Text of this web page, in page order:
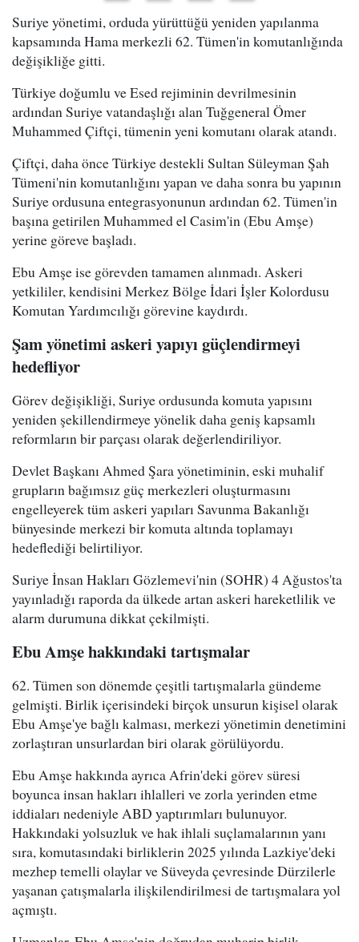
Suriye yönetimi, orduda yürüttüğü yeniden yapılanma
kapsamında Hama merkezli 62. Tümen'in komutanlığında
değişikliğe gitti.
Türkiye doğumlu ve Esed rejiminin devrilmesinin
ardından Suriye vatandaşlığı alan Tuğgeneral Ömer
Muhammed Çiftçi, tümenin yeni komutanı olarak atandı.
Çiftçi, daha önce Türkiye destekli Sultan Süleyman Şah
Tümeni'nin komutanlığını yapan ve daha sonra bu yapının
Suriye ordusuna entegrasyonunun ardından 62. Tümen'in
başına getirilen Muhammed el Casim'in (Ebu Amşe)
yerine göreve başladı.
Ebu Amşe ise görevden tamamen alınmadı. Askeri
yetkililer, kendisini Merkez Bölge İdari İşler Kolordusu
Komutan Yardımcılığı görevine kaydırdı.
Şam yönetimi askeri yapıyı güçlendirmeyi
hedefliyor
Görev değişikliği, Suriye ordusunda komuta yapısını
yeniden şekillendirmeye yönelik daha geniş kapsamlı
reformların bir parçası olarak değerlendiriliyor.
Devlet Başkanı Ahmed Şara yönetiminin, eski muhalif
grupların bağımsız güç merkezleri oluşturmasını
engelleyerek tüm askeri yapıları Savunma Bakanlığı
bünyesinde merkezi bir komuta altında toplamayı
hedeflediği belirtiliyor.
Suriye İnsan Hakları Gözlemevi'nin (SOHR) 4 Ağustos'ta
yayınladığı raporda da ülkede artan askeri hareketlilik ve
alarm durumuna dikkat çekilmişti.
Ebu Amşe hakkındaki tartışmalar
62. Tümen son dönemde çeşitli tartışmalarla gündeme
gelmişti. Birlik içerisindeki birçok unsurun kişisel olarak
Ebu Amşe'ye bağlı kalması, merkezi yönetimin denetimini
zorlaştıran unsurlardan biri olarak görülüyordu.
Ebu Amşe hakkında ayrıca Afrin'deki görev süresi
boyunca insan hakları ihlalleri ve zorla yerinden etme
iddiaları nedeniyle ABD yaptırımları bulunuyor.
Hakkındaki yolsuzluk ve hak ihlali suçlamalarının yanı
sıra, komutasındaki birliklerin 2025 yılında Lazkiye'deki
mezhep temelli olaylar ve Süveyda çevresinde Dürzilerle
yaşanan çatışmalarla ilişkilendirilmesi de tartışmalara yol
açmıştı.